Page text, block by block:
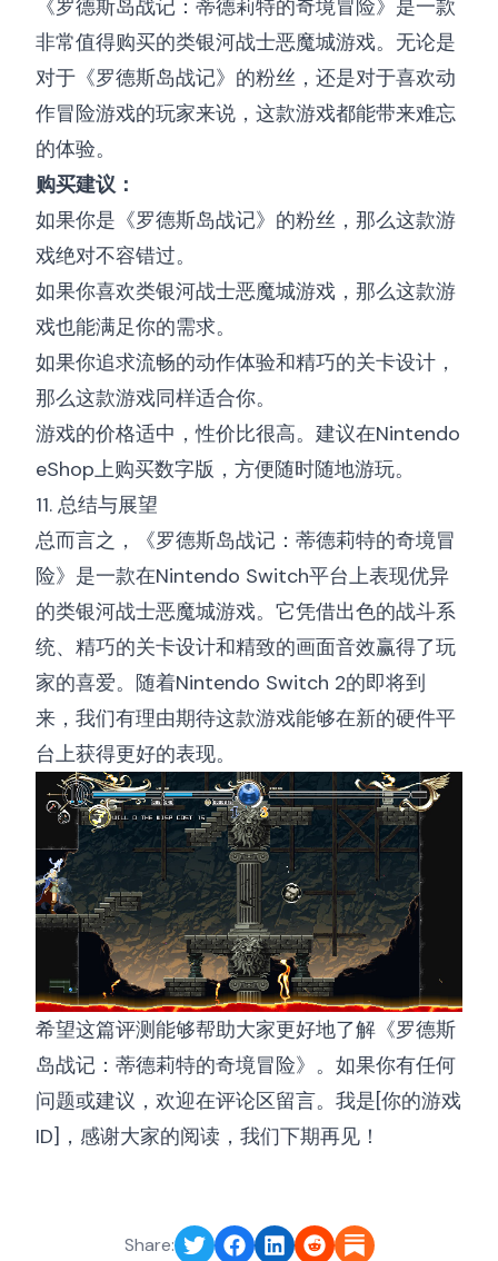
《罗德斯岛战记：蒂德莉特的奇境冒险》是一款
非常值得购买的类银河战士恶魔城游戏。无论是
对于《罗德斯岛战记》的粉丝，还是对于喜欢动
作冒险游戏的玩家来说，这款游戏都能带来难忘
的体验。
购买建议：
如果你是《罗德斯岛战记》的粉丝，那么这款游
戏绝对不容错过。
如果你喜欢类银河战士恶魔城游戏，那么这款游
戏也能满足你的需求。
如果你追求流畅的动作体验和精巧的关卡设计，
那么这款游戏同样适合你。
游戏的价格适中，性价比很高。建议在Nintendo
eShop上购买数字版，方便随时随地游玩。
11. 总结与展望
总而言之，《罗德斯岛战记：蒂德莉特的奇境冒
险》是一款在Nintendo Switch平台上表现优异
的类银河战士恶魔城游戏。它凭借出色的战斗系
统、精巧的关卡设计和精致的画面音效赢得了玩
家的喜爱。随着Nintendo Switch 2的即将到
来，我们有理由期待这款游戏能够在新的硬件平
台上获得更好的表现。
希望这篇评测能够帮助大家更好地了解《罗德斯
岛战记：蒂德莉特的奇境冒险》。如果你有任何
问题或建议，欢迎在评论区留言。我是[你的游戏
ID]，感谢大家的阅读，我们下期再见！
Share: